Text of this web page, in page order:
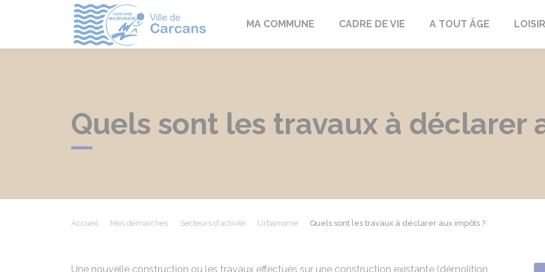
CarcansMA COMMUNE CADRE DE VIE A TOUT ÂGE
Quels sont les travaux à déclarer
Accueil Mes démarches Secteurs d'activité Urbanisme Quels sont les travaux à déclarer aux impôts ?
Une nouvelle construction ou les travaux effectués sur une construction existante (démolition,